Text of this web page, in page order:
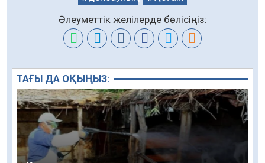
Әлеуметтік желілерде бөлісіңіз:
ТАҒЫ ДА ОҚЫҢЫЗ: